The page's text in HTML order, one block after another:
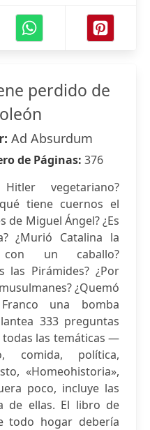
perdido de
Ad Absurdum
de Páginas: 376
vegetariano?
tiene cuernos el
de Miguel Ángel? ¿Es
¿Murió Catalina la
con un caballo?
las Pirámides? ¿Por
¿Quemó
una bomba
333 preguntas
todas las temáticas —
comida, política,
«Homeohistoria»,
poco, incluye las
de ellas. El libro de
todo hogar debería